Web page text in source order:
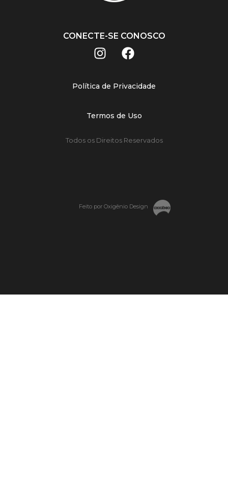
CONECTE-SE CONOSCO
Política de Privacidade
Termos de Uso
Todos os Direitos Reservados
Feito por Oxigênio Design